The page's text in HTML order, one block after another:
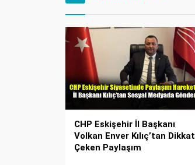
CHP Eskişehir İl Başkanı
Volkan Enver Kılıç’tan Dikkat
Çeken Paylaşım